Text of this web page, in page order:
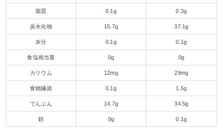
脂質 0.1g 0.3g
炭水化物 15.7g 37.1g
灰分 0.1g 0.1g
食塩相当量 0g 0g
カリウム 12mg 29mg
食物繊維 0.1g 1.5g
でんぷん 14.7g 34.5g
鉄 0g 0.1g